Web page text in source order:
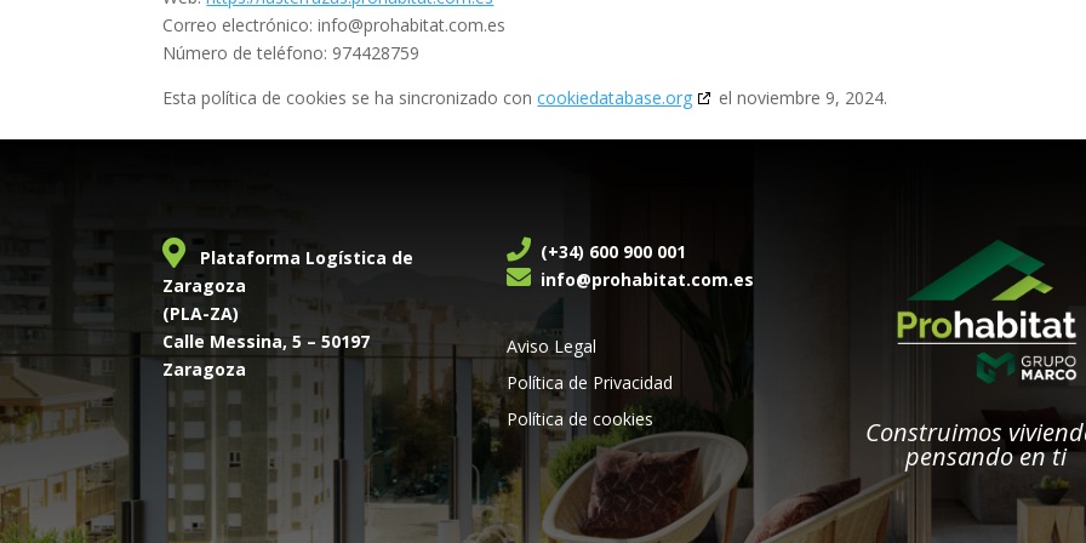
Correo electrónico:info@prohabitat.com.es
Número de teléfono: 974428759
Esta política de cookies se ha sincronizado concookiedatabase.org el noviembre 9, 2024.
Plataforma Logística de
Zaragoza
(PLA-ZA)
Calle Messina, 5 – 50197
Zaragoza
(+34) 600 900 001
info@prohabitat.com.es
Aviso Legal
Política de Privacidad
Política de cookies
Construimos
pensando en ti